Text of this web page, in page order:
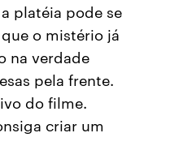
platéia pode se
o mistério já
na verdade
pela frente.
do filme.
criar um